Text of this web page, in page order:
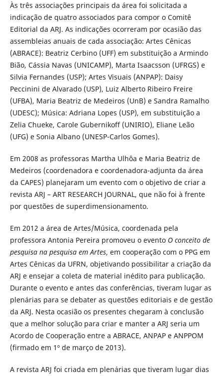
Às três associações principais da área foi solicitada a
indicação de quatro associados para compor o Comitê
Editorial da ARJ. As indicações ocorreram por ocasião das
assembleias anuais de cada associação: Artes Cênicas
(ABRACE): Beatriz Cerbino (UFF) em substituição a Armindo
Bião, Cássia Navas (UNICAMP), Marta Isaacsson (UFRGS) e
Silvia Fernandes (USP); Artes Visuais (ANPAP): Daisy
Peccinini de Alvarado (USP), Luiz Alberto Ribeiro Freire
(UFBA), Maria Beatriz de Medeiros (UnB) e Sandra Ramalho
(UDESC); Música: Adriana Lopes (USP), em substituição a
Zelia Chueke, Carole Gubernikoff (UNIRIO), Eliane Leão
(UFG) e Sonia Albano (UNESP-Carlos Gomes).
Em 2008 as professoras Martha Ulhôa e Maria Beatriz de
Medeiros (coordenadora e coordenadora-adjunta da área
da CAPES) planejaram um evento com o objetivo de criar a
revista ARJ – ART RESEARCH JOURNAL, que não foi à frente
por questões de superdimensionamento.
Em 2012 a área de Artes/Música, coordenada pela
professora Antonia Pereira promoveu o evento O conceito de
pesquisa na pesquisa em Artes, em cooperação com o PPG em
Artes Cênicas da UFRN, objetivando possibilitar a criação da
ARJ e ensejar a coleta de material inédito para publicação.
Durante o evento e antes das conferências, tiveram lugar as
plenárias para se debater as questões editoriais e de gestão
da ARJ. Nesta ocasião os presentes chegaram à conclusão
que a melhor solução para criar e manter a ARJ seria um
Acordo de Cooperação entre a ABRACE, ANPAP e ANPPOM
(firmado em 1º de março de 2013).
A revista ARJ foi criada em plenárias que tiveram lugar dias